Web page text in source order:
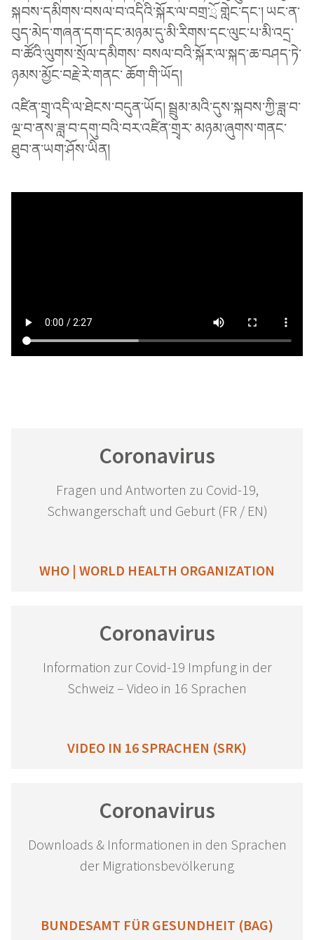
སྐབས་དམིགས་བསལ་བ་འདིའི་སྐོར་ལ་བགྲ་ྲོ གླེང་དང་། ཡང་ན་
བུད་མེད་གཞན་དག་དང་མཉམ་དུ་མི་རིགས་དང་ལུང་པ་མི་འདྲ་
བ་ཚོའི་ལུགས་སྲོལ་དམིགས་ བསལ་བའི་སྐོར་ལ་སྐད་ཆ་བཤད་ཏེ་
ཉམས་མྱོང་བརྗེ་རེ་གནང་ ཆོག་གི་ཡོད།
འཛིན་གྲྭ་འདི་ལ་ཐེངས་བདུན་ཡོད། སྦྲུམ་མའི་དུས་སྐབས་ཀྱི་ཟླ་བ་
ལྔ་བ་ནས་ཟླ་བ་དགུ་བའི་བར་འཛིན་གྲྭར་ མཉམ་ཞུགས་གནང་
ཐུབ་ན་ཡག་ཤོས་ཡིན།
Coronavirus
Fragen und Antworten zu Covid-19,
Schwangerschaft und Geburt (FR / EN)
WHO | WORLD HEALTH ORGANIZATION
Coronavirus
Information zur Covid-19 Impfung in der
Schweiz – Video in 16 Sprachen
VIDEO IN 16 SPRACHEN (SRK)
Coronavirus
Downloads & Informationen in den Sprachen
der Migrationsbevölkerung
BUNDESAMT FÜR GESUNDHEIT (BAG)